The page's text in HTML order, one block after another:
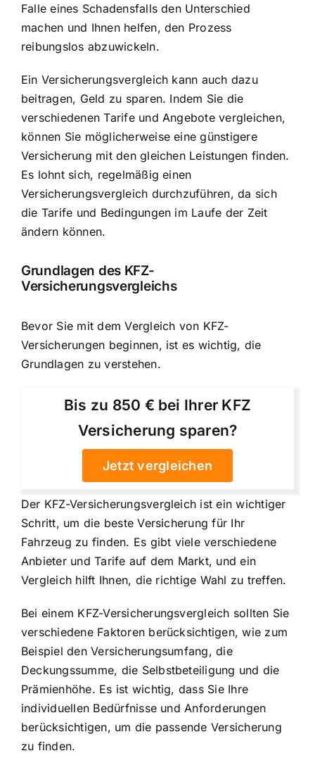
Falle eines Schadensfalls den Unterschied
machen und Ihnen helfen, den Prozess
reibungslos abzuwickeln.
Ein Versicherungsvergleich kann auch dazu
beitragen, Geld zu sparen. Indem Sie die
verschiedenen Tarife und Angebote vergleichen,
können Sie möglicherweise eine günstigere
Versicherung mit den gleichen Leistungen finden.
Es lohnt sich, regelmäßig einen
Versicherungsvergleich durchzuführen, da sich
die Tarife und Bedingungen im Laufe der Zeit
ändern können.
Grundlagen des KFZ-
Versicherungsvergleichs
Bevor Sie mit dem Vergleich von KFZ-
Versicherungen beginnen, ist es wichtig, die
Grundlagen zu verstehen.
Bis zu 850 € bei Ihrer KFZ
Versicherung sparen?
Jetzt vergleichen
Der KFZ-Versicherungsvergleich ist ein wichtiger
Schritt, um die beste Versicherung für Ihr
Fahrzeug zu finden. Es gibt viele verschiedene
Anbieter und Tarife auf dem Markt, und ein
Vergleich hilft Ihnen, die richtige Wahl zu treffen.
Bei einem KFZ-Versicherungsvergleich sollten Sie
verschiedene Faktoren berücksichtigen, wie zum
Beispiel den Versicherungsumfang, die
Deckungssumme, die Selbstbeteiligung und die
Prämienhöhe. Es ist wichtig, dass Sie Ihre
individuellen Bedürfnisse und Anforderungen
berücksichtigen, um die passende Versicherung
zu finden.